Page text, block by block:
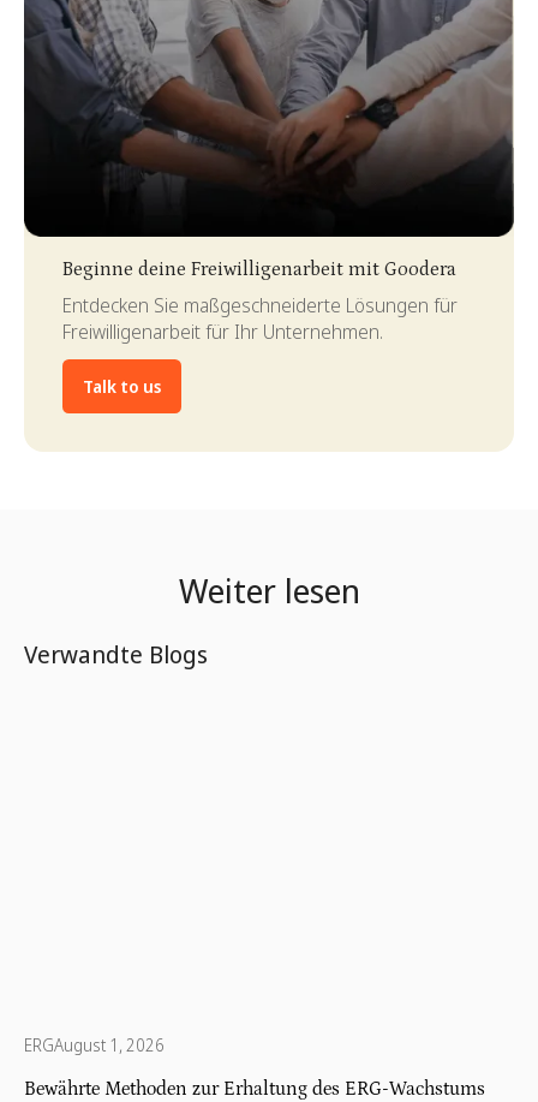
Beginne deine Freiwilligenarbeit mit Goodera
Entdecken Sie maßgeschneiderte Lösungen für
Freiwilligenarbeit für Ihr Unternehmen.
Talk to us
Weiter lesen
Verwandte Blogs
ERGAugust 1, 2026
Bewährte Methoden zur Erhaltung des ERG-Wachstums